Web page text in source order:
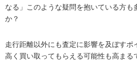
なる」このような疑問を抱いている方も
か？
走行距離以外にも査定に影響を及ぼすポ
高く買い取ってもらえる可能性も高まる